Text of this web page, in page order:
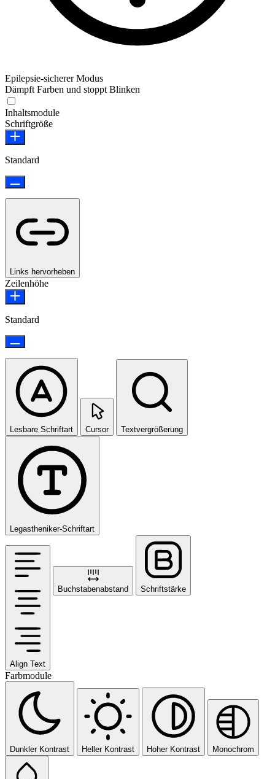
Epilepsie-sicherer Modus
Dämpft Farben und stoppt Blinken
Inhaltsmodule
Schriftgröße
Standard
Links hervorheben
Zeilenhöhe
Standard
Lesbare Schriftart Cursor Textvergrößerung
Legastheniker-Schriftart
Align Text
Buchstabenabstand Schriftstärke
Farbmodule
Dunkler Kontrast Heller Kontrast Hoher Kontrast Monochrom